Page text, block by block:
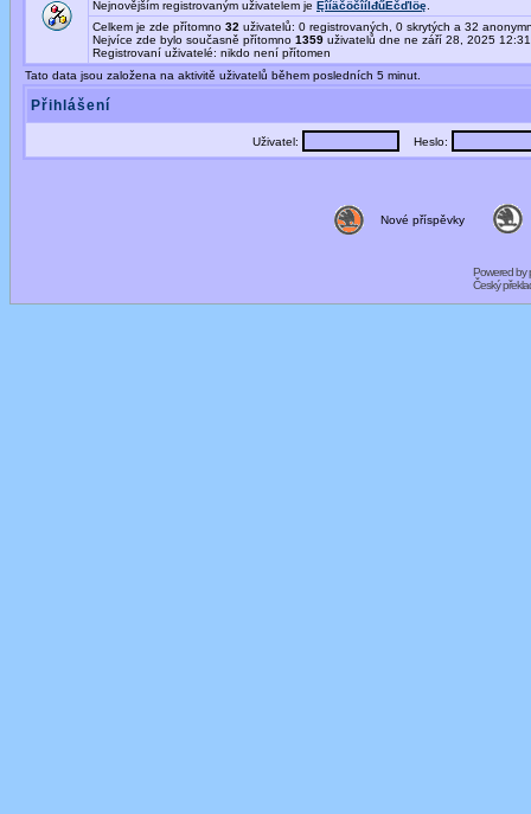
Nejnovějším registrovaným uživatelem je ĘîíäčöčîíĺđűËčďĺöę
Celkem je zde přítomno 32 uživatelů: 0 registrovaných, 0 skrytých a 32
Nejvíce zde bylo současně přítomno 1359 uživatelů dne ne září 28, 2025
Registrovaní uživatelé: nikdo není přítomen
Tato data jsou založena na aktivitě uživatelů během posledních 5 minut.
Přihlášení
Uživatel: Heslo:
Nové příspěvky
Powered by
Český